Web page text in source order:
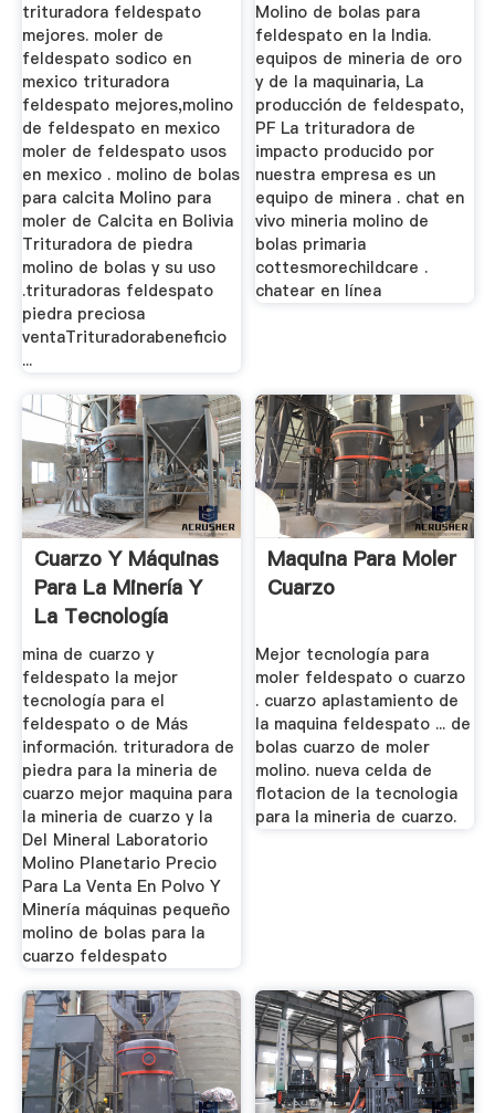
trituradora feldespato
mejores. moler de
feldespato sodico en
mexico trituradora
feldespato mejores,molino
de feldespato en mexico
moler de feldespato usos
en mexico . molino de bolas
para calcita Molino para
moler de Calcita en Bolivia
Trituradora de piedra
molino de bolas y su uso
.trituradoras feldespato
piedra preciosa
ventaTrituradorabeneficio
...
Molino de bolas para
feldespato en la India.
equipos de mineria de oro
y de la maquinaria, La
producción de feldespato,
PF La trituradora de
impacto producido por
nuestra empresa es un
equipo de minera . chat en
vivo mineria molino de
bolas primaria
cottesmorechildcare .
chatear en línea
Cuarzo Y Máquinas
Para La Minería Y
La Tecnología
Feldespato
mina de cuarzo y
feldespato la mejor
tecnología para el
feldespato o de Más
información. trituradora de
piedra para la mineria de
cuarzo mejor maquina para
la mineria de cuarzo y la
Del Mineral Laboratorio
Molino Planetario Precio
Para La Venta En Polvo Y
Minería máquinas pequeño
molino de bolas para la
cuarzo feldespato
Maquina Para Moler
Cuarzo
Mejor tecnología para
moler feldespato o cuarzo
. cuarzo aplastamiento de
la maquina feldespato ... de
bolas cuarzo de moler
molino. nueva celda de
flotacion de la tecnologia
para la mineria de cuarzo.